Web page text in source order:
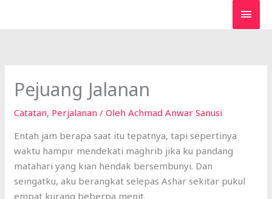
Pejuang Jalanan
Catatan, Perjalanan / OlehAchmad Anwar Sanusi
Entah jam berapa saat itu tepatnya, tapi sepertinya
waktu hampir mendekati maghrib jika ku pandang
matahari yang kian hendak bersembunyi. Dan
seingatku, aku berangkat selepas Ashar sekitar pukul
empat kurang beberpa menit.